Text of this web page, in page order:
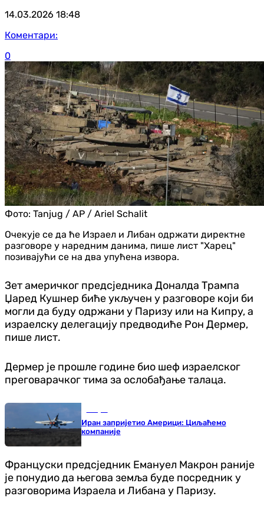
14.03.2026 18:48
Коментари:
0
Фото: Tanjug / AP / Ariel Schalit
Очекује се да ће Израел и Либан одржати директне
разговоре у наредним данима, пише лист "Харец"
позивајући се на два упућена извора.
Зет америчког предсједника Доналда Трампа
Џаред Кушнер биће укључен у разговоре који би
могли да буду одржани у Паризу или на Кипру, а
израелску делегацију предводиће Рон Дермер,
пише лист.
Дермер је прошле године био шеф израелског
преговарачког тима за ослобађање талаца.
Иран запријетио Америци: Циљаћемо
компаније
Француски предсједник Емануел Макрон раније
је понудио да његова земља буде посредник у
разговорима Израела и Либана у Паризу.